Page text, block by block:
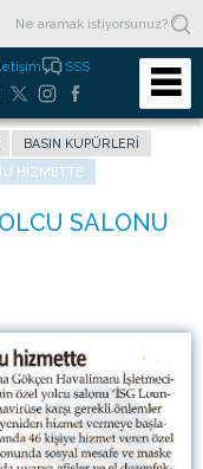
SSS
BASIN KUPÜRLERI
HIZMETTE